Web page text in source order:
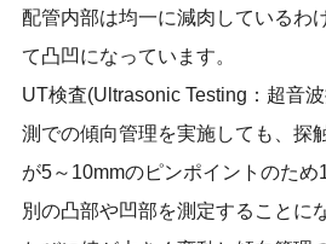
配管内部は均一に減肉しているわ
て凸凹になっています。
UT検査(Ultrasonic Testing：超音
測での傾向管理を実施しても、探
が5～10mmのピンポイントのため
別の凸部や凹部を測定することに